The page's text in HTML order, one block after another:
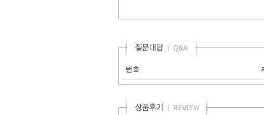
번호